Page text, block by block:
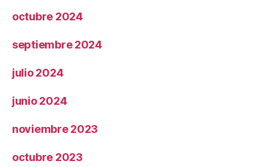
octubre 2024
septiembre 2024
julio 2024
junio 2024
noviembre 2023
octubre 2023